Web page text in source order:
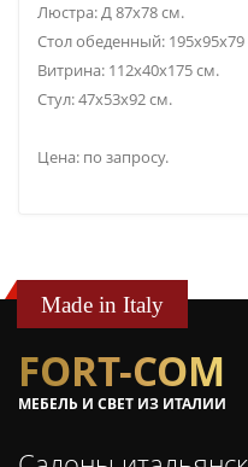
Люстра: Д 87х78 см.
Стол обеденный:
Витрина: 112х40х175 см.
Стул: 47х53х92 см.
Цена: по запросу.
Made in Italy
FORT-COM
МЕБЕЛЬ И СВЕТ ИЗ ИТАЛИИ